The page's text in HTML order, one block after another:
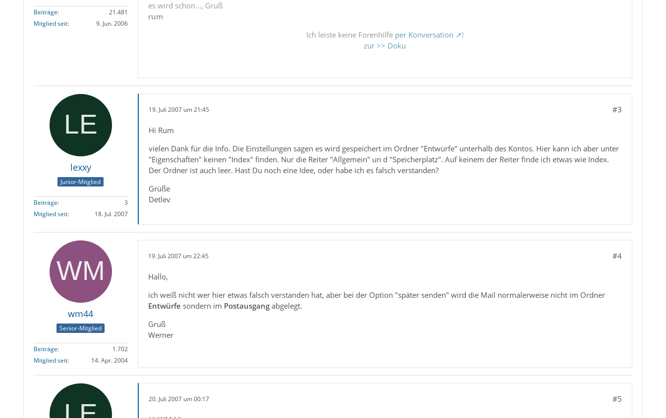
Beiträge
21.481
Mitglied seit
9. Jun. 2006
es wird schon..., Gruß
rum
Ich leiste keine Forenhilfe per Konversation
!
zur >> Doku
lexxy
Junior-Mitglied
Beiträge
3
Mitglied seit
18. Jul. 2007
19. Juli 2007 um 21:45 #3
Hi Rum
vielen Dank für die Info. Die Einstellungen sagen es wird gespeichert im Ordner "Entwürfe" unterhalb des Kontos. Hier kann ich aber unter
"Eigenschaften" keinen "Index" finden. Nur die Reiter "Allgemein" un d "Speicherplatz". Auf keinem der Reiter finde ich etwas wie Index.
Der Ordner ist auch leer. Hast Du noch eine Idee, oder habe ich es falsch verstanden?
Grüße
Detlev
wm44
Senior-Mitglied
Beiträge
1.702
Mitglied seit
14. Apr. 2004
19. Juli 2007 um 22:45 #4
Hallo,
ich weiß nicht wer hier etwas falsch verstanden hat, aber bei der Option "später senden" wird die Mail normalerweise nicht im Ordner
Entwürfe sondern im Postausgangabgelegt.
Gruß
Werner
20. Juli 2007 um 00:17 #5